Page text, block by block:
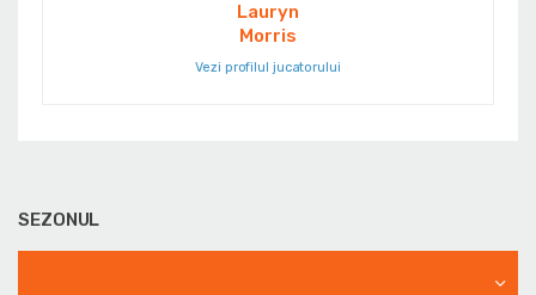
Lauryn
Morris
Vezi profilul jucatorului
SEZONUL